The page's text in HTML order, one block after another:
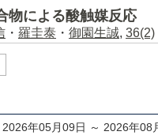
物による酸触媒反応
・ 羅圭泰 ・ 御園生誠, 36(2)
2026年05月09日 ～ 2026年08